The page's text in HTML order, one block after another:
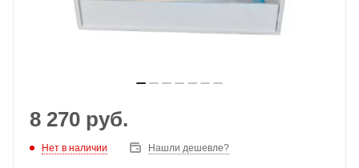
8 270 руб.
Нет в наличии Нашли дешевле?